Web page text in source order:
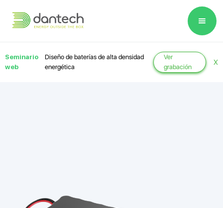
note:
website
includes
Seminario
web
Diseño de baterías de alta densidad
energética
Ver
grabación
X